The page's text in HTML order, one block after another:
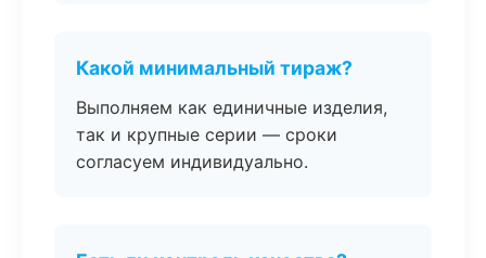
Какой минимальный тираж?
Выполняем как единичные изделия,
так и крупные серии — сроки
согласуем индивидуально.